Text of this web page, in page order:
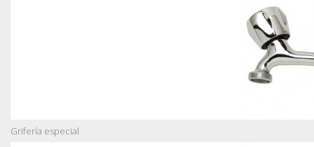
Grifería especial